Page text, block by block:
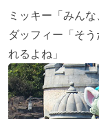
ミッキー「みんな
ダッフィー「そ
れるよね」